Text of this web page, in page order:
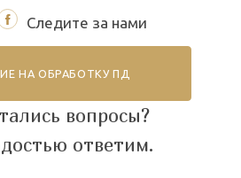
Следите за нами
НА ОБРАБОТКУ ПД
вопросы?
ответим.